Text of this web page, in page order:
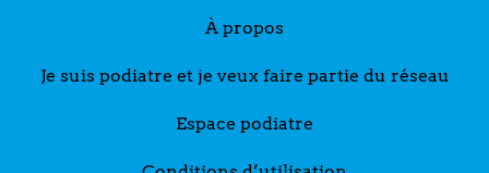
À propos
Je suis podiatre et je veux faire partie du réseau
Espace podiatre